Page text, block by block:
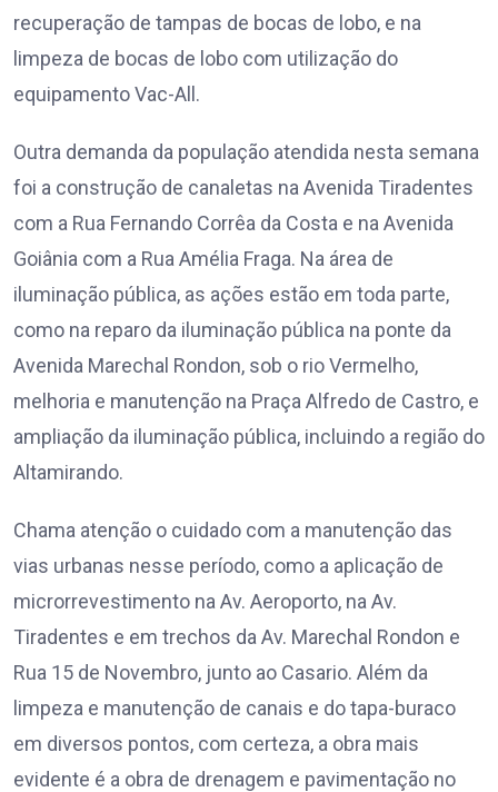
recuperação de tampas de bocas de lobo, e na
limpeza de bocas de lobo com utilização do
equipamento Vac-All.
Outra demanda da população atendida nesta semana
foi a construção de canaletas na Avenida Tiradentes
com a Rua Fernando Corrêa da Costa e na Avenida
Goiânia com a Rua Amélia Fraga. Na área de
iluminação pública, as ações estão em toda parte,
como na reparo da iluminação pública na ponte da
Avenida Marechal Rondon, sob o rio Vermelho,
melhoria e manutenção na Praça Alfredo de Castro, e
ampliação da iluminação pública, incluindo a região do
Altamirando.
Chama atenção o cuidado com a manutenção das
vias urbanas nesse período, como a aplicação de
microrrevestimento na Av. Aeroporto, na Av.
Tiradentes e em trechos da Av. Marechal Rondon e
Rua 15 de Novembro, junto ao Casario. Além da
limpeza e manutenção de canais e do tapa-buraco
em diversos pontos, com certeza, a obra mais
evidente é a obra de drenagem e pavimentação no